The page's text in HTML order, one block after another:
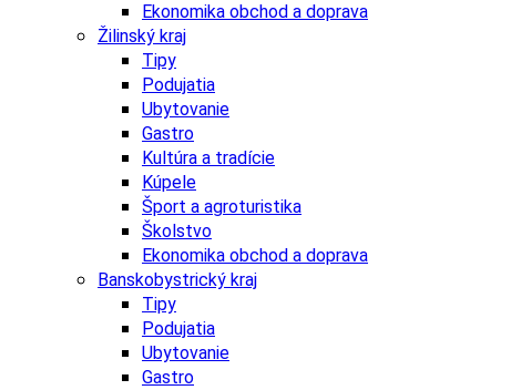
Ekonomika obchod a doprava
Žilinský kraj
Tipy
Podujatia
Ubytovanie
Gastro
Kultúra a tradície
Kúpele
Šport a agroturistika
Školstvo
Ekonomika obchod a doprava
Banskobystrický kraj
Tipy
Podujatia
Ubytovanie
Gastro